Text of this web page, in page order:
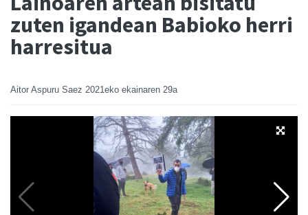
zuten igandean Babioko herri
harresitua
Aitor Aspuru Saez 2021eko ekainaren 29a